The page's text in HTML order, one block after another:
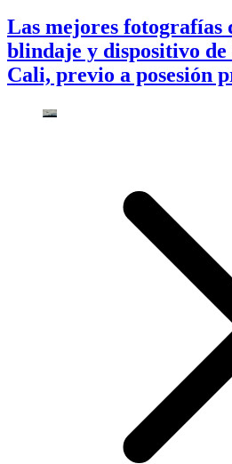
Las mejores fotografías
blindaje y dispositivo de
Cali, previo a posesión